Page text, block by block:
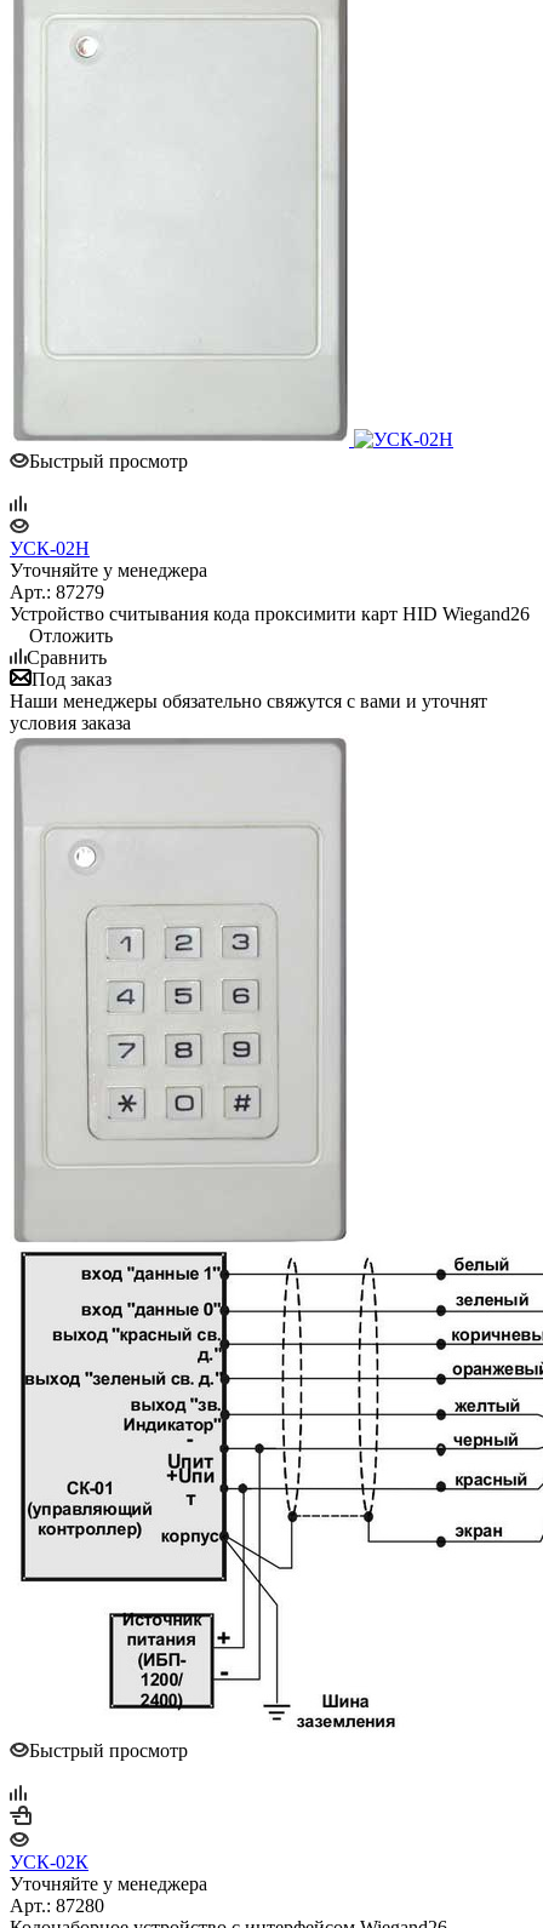
Быстрый просмотр
УСК-02Н
Уточняйте у менеджера
Арт.: 87279
Устройство считывания кода проксимити карт HID Wiegand26
Отложить
Сравнить
Под заказ
Наши менеджеры обязательно свяжутся с вами и уточнят
условия заказа
Быстрый просмотр
УСК-02К
Уточняйте у менеджера
Арт.: 87280